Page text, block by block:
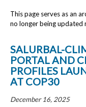
This page serves as an
no longer being updated
SALURBAL-
PORTAL AND
PROFILES
AT COP30
December 16, 2025